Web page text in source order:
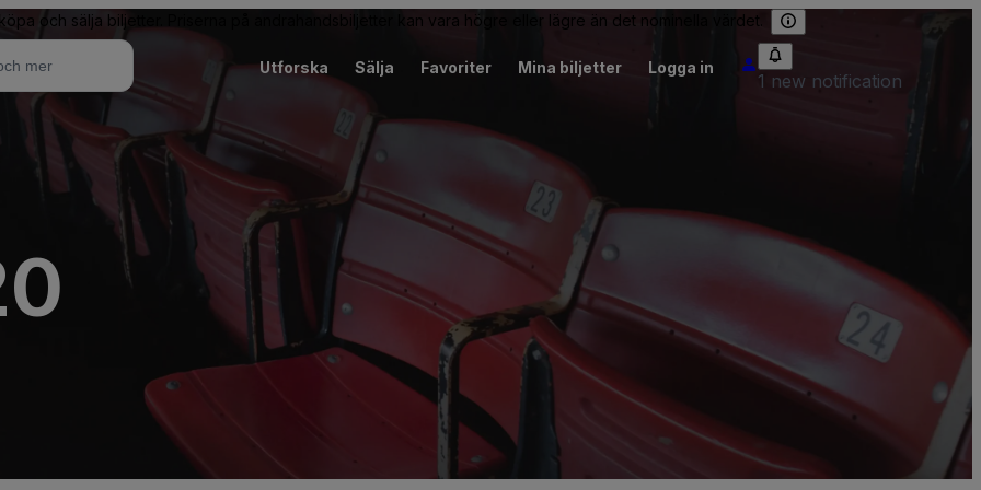
och sälja biljetter. Priserna på andrahandsbiljetter kan vara högre eller lägre än det nominella värdet.
Utforska Sälja Favoriter Mina biljetter Logga in
1 new notification